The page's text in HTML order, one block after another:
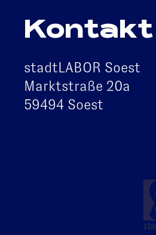
Kontakt
stadtLABOR Soest
Marktstraße 20a
59494 Soest